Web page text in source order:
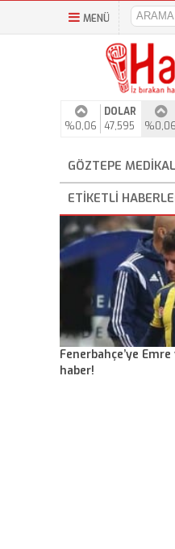
MENÜ
%0,06
DOLAR
47,595
%0,06
GÖZTEPE
ETIKETLI
Fenerbahçe’ye
haber!